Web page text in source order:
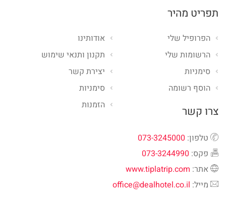
תפריט מהיר
אודותינו
תקנון ותנאי שימוש
יצירת קשר
סימניות
הזמנות
הפרופיל שלי
הרשומות שלי
סימניות
הוסף רשומה
צרו קשר
טלפון: 073-3245000
פקס: 073-3244990
אתר: www.tiplatrip.com
מייל: office@dealhotel.co.il